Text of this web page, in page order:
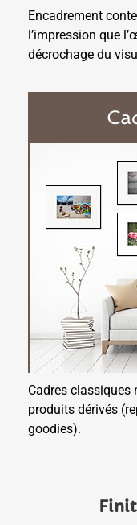
Encadrement
l’impression que
décrochage du
Cadres classiques
produits dérivés
goodies).